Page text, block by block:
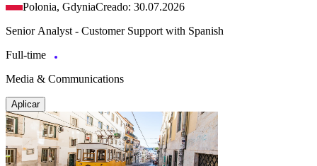
Polonia, GdyniaCreado: 30.07.2026
Senior Analyst - Customer Support with Spanish
Full-time
Media & Communications
Aplicar